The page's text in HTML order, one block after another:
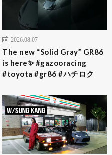
2026.08.07
The new “Solid Gray” GR86
is here✨ #gazooracing
#toyota #gr86 #ハチロク